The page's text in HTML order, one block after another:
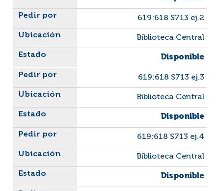
619:618 S713 ej.2
Biblioteca Central
Disponible
619:618 S713 ej.3
Biblioteca Central
Disponible
619:618 S713 ej.4
Biblioteca Central
Disponible